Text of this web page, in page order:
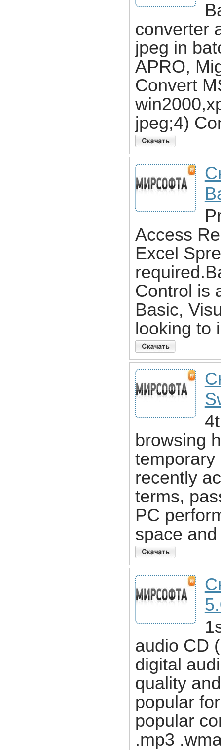
converter
jpeg in
APRO,
Convert
jpeg;4)
Access
Excel
Control is
Basic,
looking to
browsing
temporary
recently
terms,
PC
space
audio CD
digital
quality
popular
popular
.mp3